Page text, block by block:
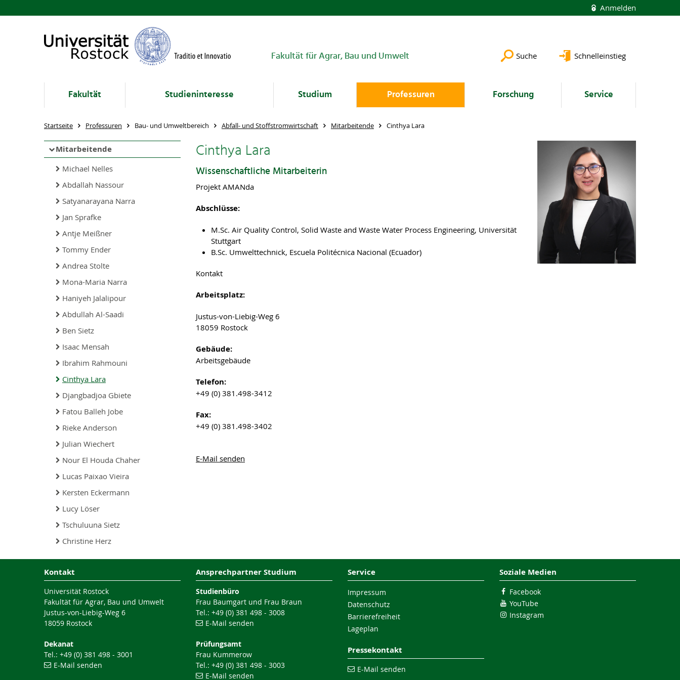
Anmelden
Fakultät für Agrar, Bau und Umwelt Suche Schnelleinstieg
Fakultät Studieninteresse Studium Professuren Forschung Service
Startseite Professuren Bau- und Umweltbereich Abfall- und Stoffstromwirtschaft Mitarbeitende Cinthya Lara
Mitarbeitende
Michael Nelles
Abdallah Nassour
Satyanarayana Narra
Jan Sprafke
Antje Meißner
Tommy Ender
Andrea Stolte
Mona-Maria Narra
Haniyeh Jalalipour
Abdullah Al-Saadi
Ben Sietz
Isaac Mensah
Ibrahim Rahmouni
Cinthya Lara
Djangbadjoa Gbiete
Fatou Balleh Jobe
Rieke Anderson
Julian Wiechert
Nour El Houda Chaher
Lucas Paixao Vieira
Kersten Eckermann
Lucy Löser
Tschuluuna Sietz
Christine Herz
Cinthya Lara
Wissenschaftliche Mitarbeiterin
Projekt AMANda
Abschlüsse:
M.Sc. Air Quality Control, Solid Waste and Waste Water Process Engineering, Universität
Stuttgart
B.Sc. Umwelttechnick, Escuela Politécnica Nacional (Ecuador)
Kontakt
Arbeitsplatz:
Justus-von-Liebig-Weg 6
18059 Rostock
Gebäude:
Arbeitsgebäude
Telefon:
+49 (0) 381.498-3412
Fax:
+49 (0) 381.498-3402
E-Mail senden
Kontakt
Universität Rostock
Fakultät für Agrar, Bau und Umwelt
Justus-von-Liebig-Weg 6
18059 Rostock
Dekanat
Tel.: +49 (0) 381 498 - 3001
E-Mail senden
Ansprechpartner Studium
Studienbüro
Frau Baumgart und Frau Braun
Tel.: +49 (0) 381 498 - 3008
E-Mail senden
Prüfungsamt
Frau Kummerow
Tel.: +49 (0) 381 498 - 3003
E-Mail senden
Service
Impressum
Datenschutz
Barrierefreiheit
Lageplan
Pressekontakt
E-Mail senden
Soziale Medien
Facebook
YouTube
Instagram